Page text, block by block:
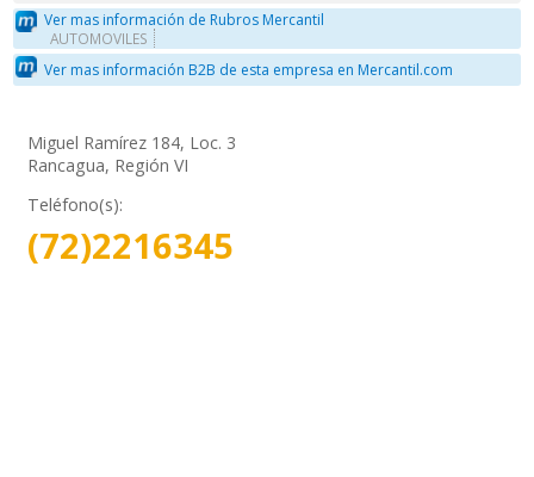
Ver mas información de Rubros Mercantil
AUTOMOVILES
Ver mas información B2B de esta empresa en Mercantil.com
Miguel Ramírez 184, Loc. 3
Rancagua, Región VI
Teléfono(s):
(72)2216345